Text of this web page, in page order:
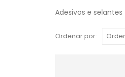
Adesivos e selantes
Ordenar por: